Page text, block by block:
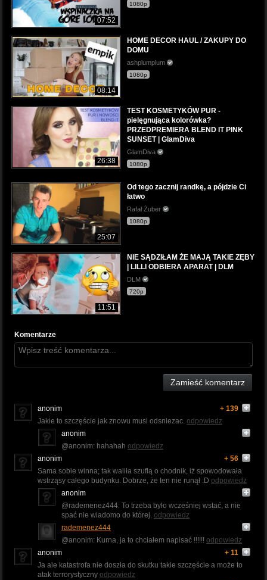
07:52
1080p
08:14
HOME DECOR HAUL / ZAKUPY DO
DOMU
ashplumplum
1080p
26:38
TEST KOSMETYKÓW PUR -
pielęgnująca kolorówka?
PRZEDPREMIERA BLEND IT PINK
SUNSET | GlamDiva
GlamDiva
1080p
25:07
Od tego zacznij randkę, a pójdzie Ci
łatwo
Rafał Żuber
1080p
11:51
NIE SĄDZIŁAM ŻE MAJĄ TAKIE ZĘBY
| LILLI ODBIERA APARAT | DLM
DLM
720p
Komentarze
Zamieść komentarz
anonim
+ 139
Jakie to szczęście jak znowu musi odsniezac. odpowiedz
anonim
@anonim: hahahah odpowiedz
anonim
+ 56
Sama sobie winna; tak waliła szuflą o chodnik, iż spowodowała
wstrząsy całego budynku. Dobrze, że ten nie runął :D odpowiedz
anonim
@rademenez444: To trzeba było wcześniej wstać, a nie
spać nie wiadomo do której. odpowiedz
rademenez444
@anonim: Kurna, ja to chciałem napisać !!!!!! odpowiedz
anonim
+ 11
Ja ale katastrofa nie doszła do skutku takie szczęście a może to
atak terrorystyczny odpowiedz